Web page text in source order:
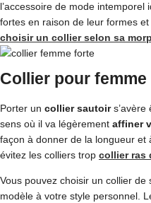
l’accessoire de mode
fortes en raison de leur formes
choisir un collier selon sa
Collier pour femme
Porter un collier sautoirs’avère
sens où il va légèrement affiner
façon à donner de la longueur et
évitez les colliers trop collier ras
Vous pouvez choisir un collier
modèle à votre style personnel.